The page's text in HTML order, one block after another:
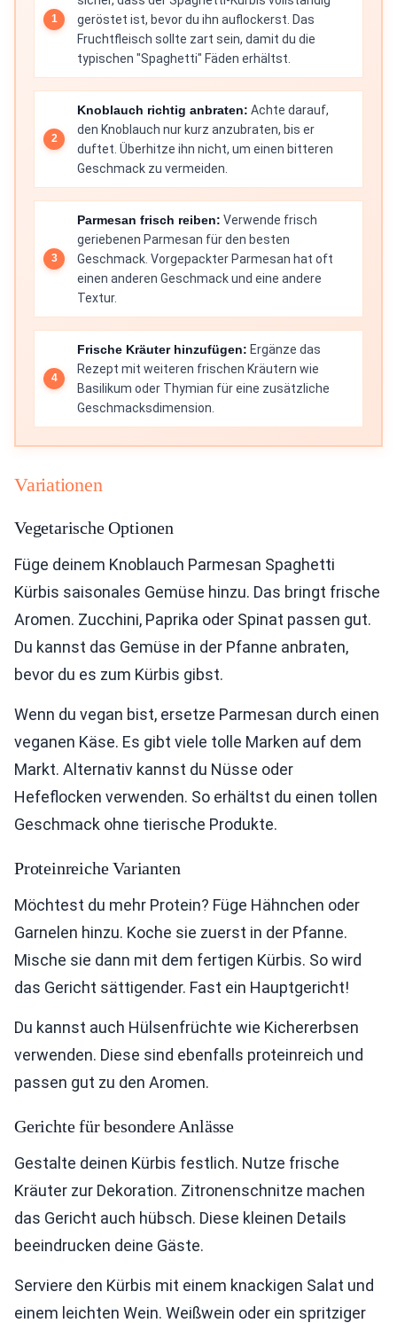
geröstet ist, bevor du ihn auflockerst. Das
Fruchtfleisch sollte zart sein, damit du die
typischen "Spaghetti" Fäden erhältst.
Knoblauch richtig anbraten: Achte darauf,
den Knoblauch nur kurz anzubraten, bis er
duftet. Überhitze ihn nicht, um einen bitteren
Geschmack zu vermeiden.
Parmesan frisch reiben: Verwende frisch
geriebenen Parmesan für den besten
Geschmack. Vorgepackter Parmesan hat oft
einen anderen Geschmack und eine andere
Textur.
Frische Kräuter hinzufügen: Ergänze das
Rezept mit weiteren frischen Kräutern wie
Basilikum oder Thymian für eine zusätzliche
Geschmacksdimension.
Variationen
Vegetarische Optionen
Füge deinem Knoblauch Parmesan Spaghetti
Kürbis saisonales Gemüse hinzu. Das bringt frische
Aromen. Zucchini, Paprika oder Spinat passen gut.
Du kannst das Gemüse in der Pfanne anbraten,
bevor du es zum Kürbis gibst.
Wenn du vegan bist, ersetze Parmesan durch einen
veganen Käse. Es gibt viele tolle Marken auf dem
Markt. Alternativ kannst du Nüsse oder
Hefeflocken verwenden. So erhältst du einen tollen
Geschmack ohne tierische Produkte.
Proteinreiche Varianten
Möchtest du mehr Protein? Füge Hähnchen oder
Garnelen hinzu. Koche sie zuerst in der Pfanne.
Mische sie dann mit dem fertigen Kürbis. So wird
das Gericht sättigender. Fast ein Hauptgericht!
Du kannst auch Hülsenfrüchte wie Kichererbsen
verwenden. Diese sind ebenfalls proteinreich und
passen gut zu den Aromen.
Gerichte für besondere Anlässe
Gestalte deinen Kürbis festlich. Nutze frische
Kräuter zur Dekoration. Zitronenschnitze machen
das Gericht auch hübsch. Diese kleinen Details
beeindrucken deine Gäste.
Serviere den Kürbis mit einem knackigen Salat und
einem leichten Wein. Weißwein oder ein spritziger